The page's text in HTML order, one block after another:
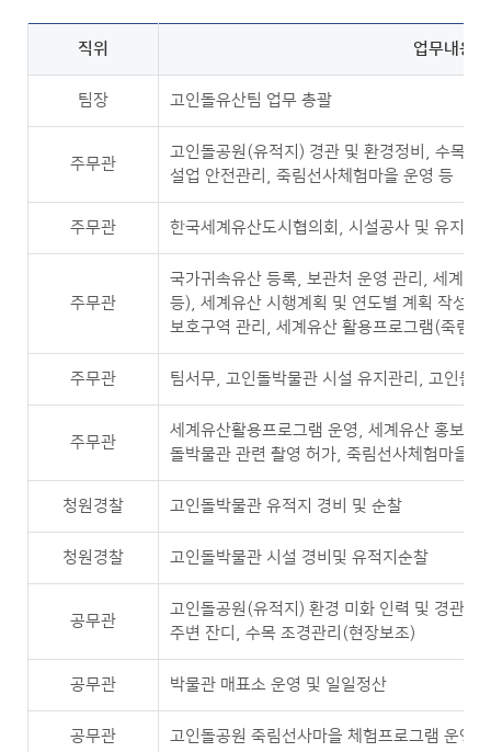
직위 업무내용
팀장 고인돌유산팀 업무 총괄
주무관
고인돌공원(유적지) 경관 및 환경정비, 수목
설업 안전관리, 죽림선사체험마을 운영 등
주무관 한국세계유산도시협의회, 시설공사 및 유지관
주무관
국가귀속유산 등록, 보관처 운영 관리, 세계유
등), 세계유산 시행계획 및 연도별 계획 작성,
보호구역 관리, 세계유산 활용프로그램(죽림
주무관 팀서무, 고인돌박물관 시설 유지관리, 고인돌
주무관
세계유산활용프로그램 운영, 세계유산 홍보지
돌박물관 관련 촬영 허가, 죽림선사체험마을
청원경찰 고인돌박물관 유적지 경비 및 순찰
청원경찰 고인돌박물관 시설 경비및 유적지순찰
공무관
고인돌공원(유적지) 환경 미화 인력 및 경관
주변 잔디, 수목 조경관리(현장보조)
공무관 박물관 매표소 운영 및 일일정산
공무관 고인돌공원 죽림선사마을 체험프로그램 운영